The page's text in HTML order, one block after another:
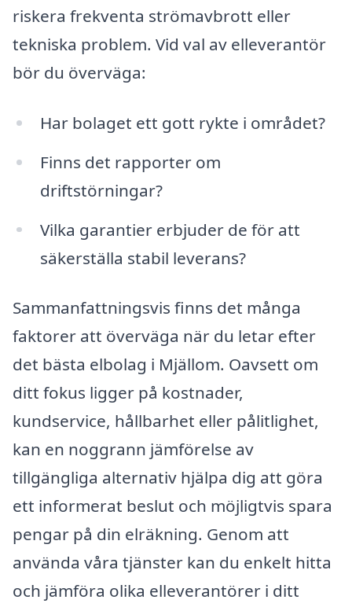
riskera frekventa strömavbrott eller
tekniska problem. Vid val av elleverantör
bör du överväga:
Har bolaget ett gott rykte i området?
Finns det rapporter om
driftstörningar?
Vilka garantier erbjuder de för att
säkerställa stabil leverans?
Sammanfattningsvis finns det många
faktorer att överväga när du letar efter
det bästa elbolag i Mjällom. Oavsett om
ditt fokus ligger på kostnader,
kundservice, hållbarhet eller pålitlighet,
kan en noggrann jämförelse av
tillgängliga alternativ hjälpa dig att göra
ett informerat beslut och möjligtvis spara
pengar på din elräkning. Genom att
använda våra tjänster kan du enkelt hitta
och jämföra olika elleverantörer i ditt